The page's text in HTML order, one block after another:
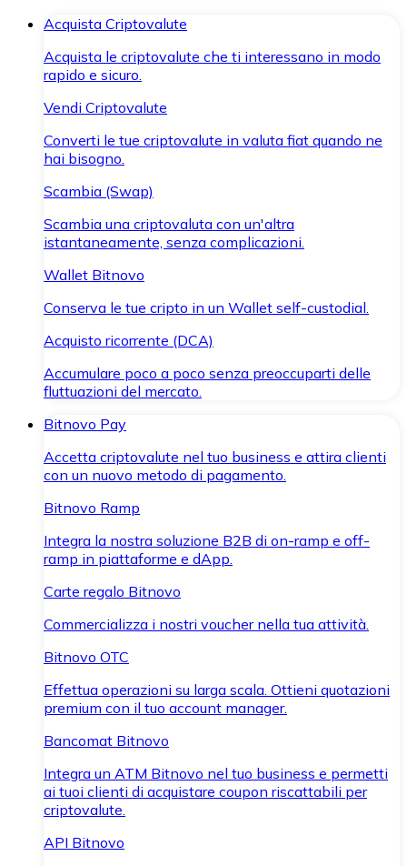
Acquista Criptovalute
Acquista le criptovalute che ti interessano in modo
rapido e sicuro.
Vendi Criptovalute
Converti le tue criptovalute in valuta fiat quando ne
hai bisogno.
Scambia (Swap)
Scambia una criptovaluta con un'altra
istantaneamente, senza complicazioni.
Wallet Bitnovo
Conserva le tue cripto in un Wallet self-custodial.
Acquisto ricorrente (DCA)
Accumulare poco a poco senza preoccuparti delle
fluttuazioni del mercato.
Bitnovo Pay
Accetta criptovalute nel tuo business e attira clienti
con un nuovo metodo di pagamento.
Bitnovo Ramp
Integra la nostra soluzione B2B di on-ramp e off-
ramp in piattaforme e dApp.
Carte regalo Bitnovo
Commercializza i nostri voucher nella tua attività.
Bitnovo OTC
Effettua operazioni su larga scala. Ottieni quotazioni
premium con il tuo account manager.
Bancomat Bitnovo
Integra un ATM Bitnovo nel tuo business e permetti
ai tuoi clienti di acquistare coupon riscattabili per
criptovalute.
API Bitnovo